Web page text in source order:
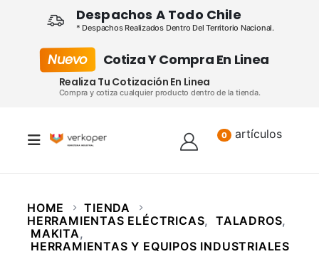
Despachos A Todo Chile
* Despachos Realizados Dentro Del Territorio Nacional.
Nuevo Cotiza Y Compra En Linea
Realiza Tu Cotización En Linea
Compra y cotiza cualquier producto dentro de la tienda.
0 artículos
HOME
TIENDA
HERRAMIENTAS ELÉCTRICAS, TALADROS,
MAKITA,
HERRAMIENTAS Y EQUIPOS INDUSTRIALES